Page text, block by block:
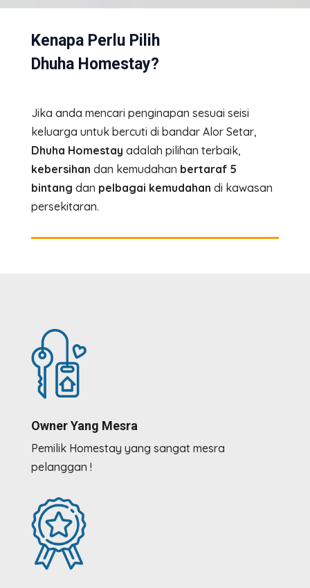
Kenapa Perlu Pilih
Dhuha Homestay?
Jika anda mencari penginapan sesuai seisi
keluarga untuk bercuti di bandar Alor Setar,
Dhuha Homestay adalah pilihan terbaik,
kebersihan dan kemudahan bertaraf 5
bintang dan pelbagai kemudahan di kawasan
persekitaran.
Owner Yang Mesra
Pemilik Homestay yang sangat mesra
pelanggan !